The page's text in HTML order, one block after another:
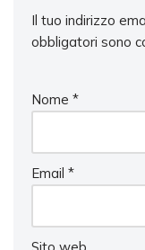
Il tuo indirizzo
obbligatori sono
Nome *
Email *